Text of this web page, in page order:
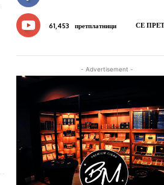
61,453 претплатници СЕ
- Advertisement -